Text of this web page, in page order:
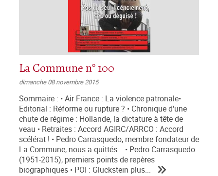
La Commune n° 100
dimanche 08 novembre 2015
Sommaire : • Air France : La violence patronale•
Editorial : Réforme ou rupture ? • Chronique d'une
chute de régime : Hollande, la dictature à tête de
veau • Retraites : Accord AGIRC/ARRCO : Accord
scélérat ! • Pedro Carrasquedo, membre fondateur de
La Commune, nous a quittés... • Pedro Carrasquedo
(1951-2015), premiers points de repères
biographiques • POI : Gluckstein plus...